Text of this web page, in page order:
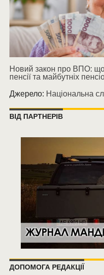
Новий закон про ВПО: що
пенсії та майбутніх
Джерело: Національна
ВІД ПАРТНЕРІВ
ДОПОМОГА РЕДАКЦІЇ